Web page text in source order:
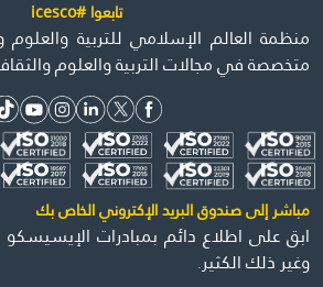
تابعوا #icesco
منظمة العالم الإسلامي للتربية والعلوم
متخصصة في مجالات التربية والعلوم
مباشر إلى صندوق البريد الإكتروني الخاص بك
ابق على اطلاع دائم بمبادرات الإيسيسكو
وغير ذلك الكثير.